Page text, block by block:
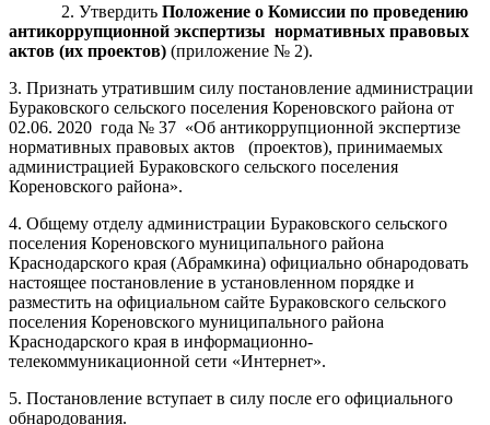
2. Утвердить Положение о Комиссии по проведению
антикоррупционной экспертизы нормативных правовых
актов (их проектов) (приложение № 2).
3. Признать утратившим силу постановление администрации
Бураковского сельского поселения Кореновского района от
02.06. 2020 года № 37 «Об антикоррупционной экспертизе
нормативных правовых актов (проектов), принимаемых
администрацией Бураковского сельского поселения
Кореновского района».
4. Общему отделу администрации Бураковского сельского
поселения Кореновского муниципального района
Краснодарского края (Абрамкина) официально обнародовать
настоящее постановление в установленном порядке и
разместить на официальном сайте Бураковского сельского
поселения Кореновского муниципального района
Краснодарского края в информационно-
телекоммуникационной сети «Интернет».
5. Постановление вступает в силу после его официального
обнародования.